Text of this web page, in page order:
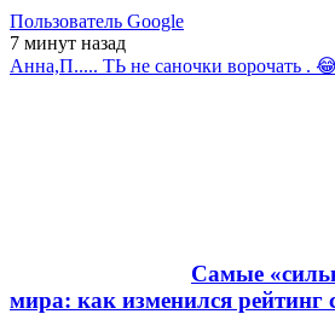
Пользователь Google
7 минут назад
Анна,П..... ТЬ не саночки ворочать .
Самые
мира: как изменился рейтинг